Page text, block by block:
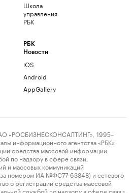
Школа
управления
РБК
РБК
Новости
iOS
Android
AppGallery
«РОСБИЗНЕСКОНСАЛТИНГ», 1995–
информационного агентства «РБК»
средства массовой информации
по надзору в сфере связи,
и массовых коммуникаций
номером ИА №ФС77-63848) и сетевого
о регистрации средства массовой
службой по надзору в сфере связи,